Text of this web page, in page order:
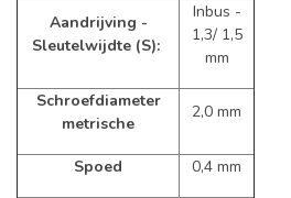
Aandrijving -
Sleutelwijdte (S):
Inbus -
1,3/ 1,5
mm
Schroefdiameter
metrische
2,0 mm
Spoed 0,4 mm